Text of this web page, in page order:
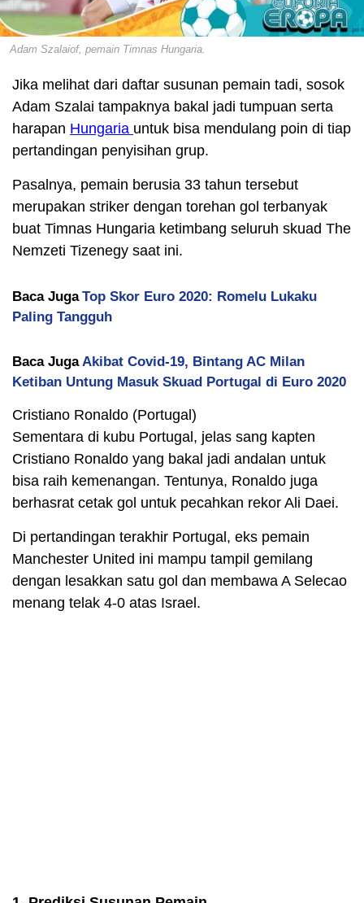
Adam Szalaiof, pemain Timnas Hungaria.
Jika melihat dari daftar susunan pemain tadi, sosok
Adam Szalai tampaknya bakal jadi tumpuan serta
harapan Hungaria untuk bisa mendulang poin di tiap
pertandingan penyisihan grup.
Pasalnya, pemain berusia 33 tahun tersebut
merupakan striker dengan torehan gol terbanyak
buat Timnas Hungaria ketimbang seluruh skuad The
Nemzeti Tizenegy saat ini.
Baca Juga Top Skor Euro 2020: Romelu Lukaku
Paling Tangguh
Baca Juga Akibat Covid-19, Bintang AC Milan
Ketiban Untung Masuk Skuad Portugal di Euro 2020
Cristiano Ronaldo (Portugal)
Sementara di kubu Portugal, jelas sang kapten
Cristiano Ronaldo yang bakal jadi andalan untuk
bisa raih kemenangan. Tentunya, Ronaldo juga
berhasrat cetak gol untuk pecahkan rekor Ali Daei.
Di pertandingan terakhir Portugal, eks pemain
Manchester United ini mampu tampil gemilang
dengan lesakkan satu gol dan membawa A Selecao
menang telak 4-0 atas Israel.